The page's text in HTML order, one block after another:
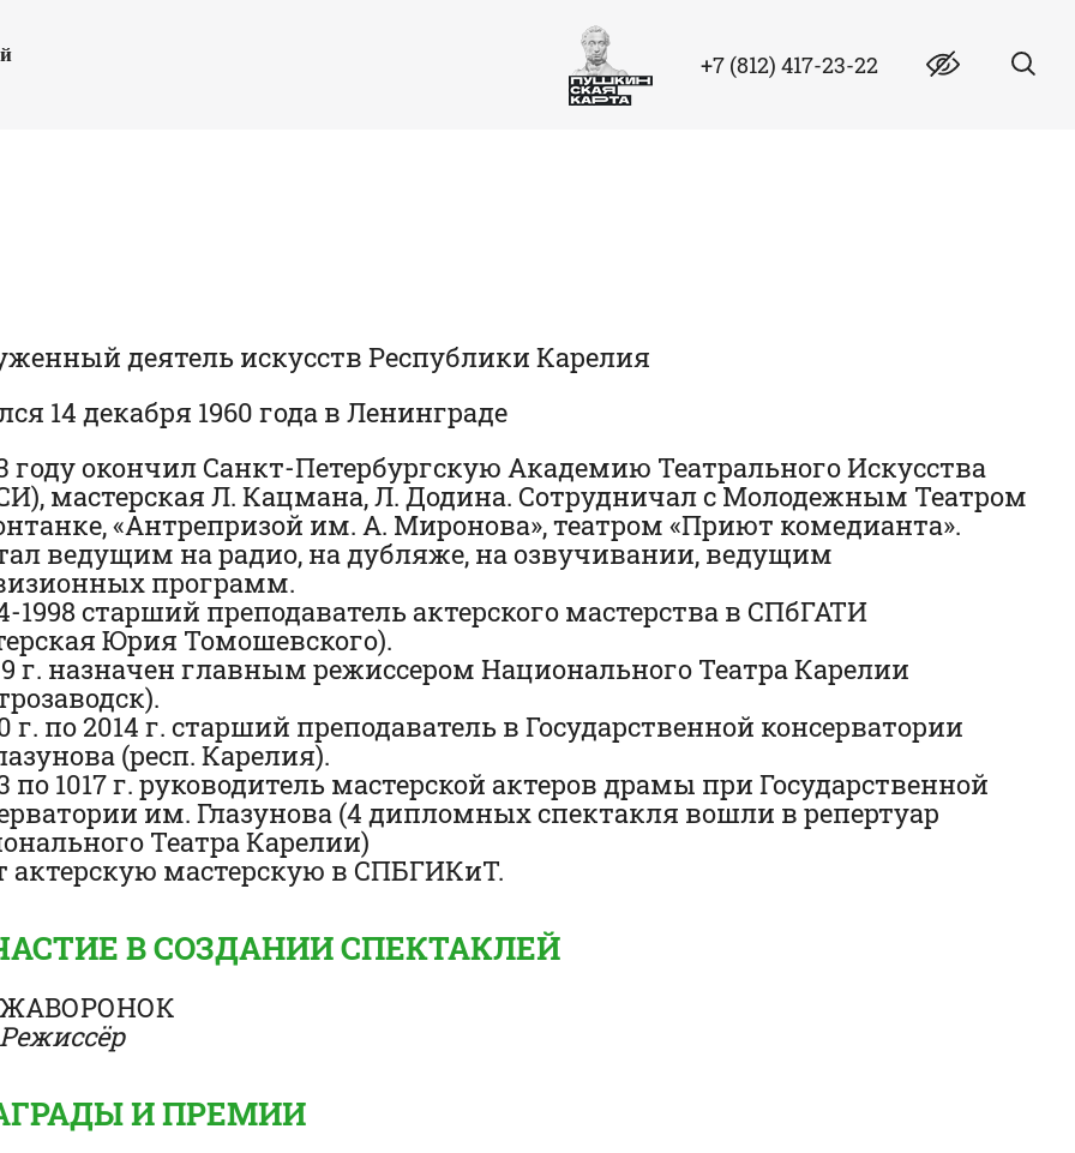
+7 (812) 417-23-22
деятель искусств Республики Карелия
14 декабря 1960 года в Ленинграде
году окончил Санкт-Петербургскую Академию Театрального Искусства
мастерская Л. Кацмана, Л. Додина. Сотрудничал с Молодежным Театром
«Антрепризой им. А. Миронова», театром «Приют комедианта».
ведущим на радио, на дубляже, на озвучивании, ведущим
программ.
1998 старший преподаватель актерского мастерства в СПбГАТИ
Юрия Томошевского).
г. назначен главным режиссером Национального Театра Карелии
г. по 2014 г. старший преподаватель в Государственной консерватории
(респ. Карелия).
по 1017 г. руководитель мастерской актеров драмы при Государственной
им. Глазунова (4 дипломных спектакля вошли в репертуар
Театра Карелии)
актерскую мастерскую в СПБГИКиТ.
В СОЗДАНИИ СПЕКТАКЛЕЙ
И ПРЕМИИ